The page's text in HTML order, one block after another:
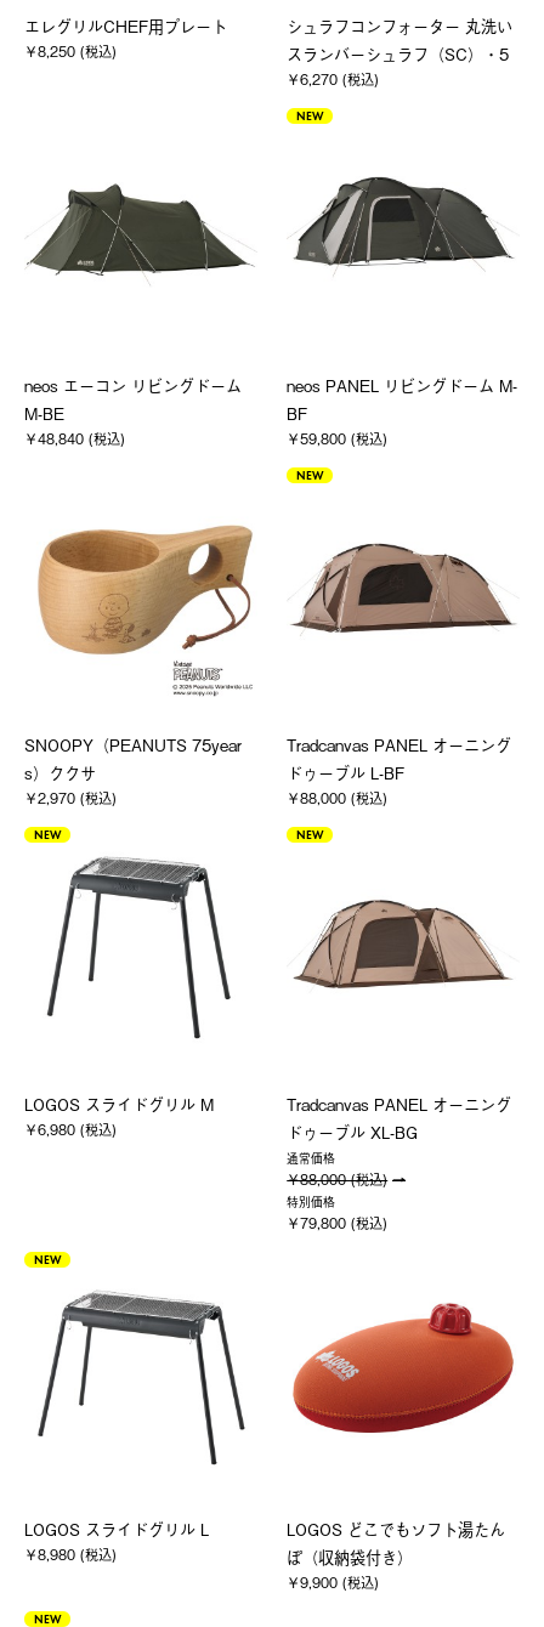
エレグリルCHEF用プレート
￥8,250 (税込)
シュラフコンフォーター 丸洗い
スランバーシュラフ（SC）・5
￥6,270 (税込)
neos エーコン リビングドーム
M-BE
￥48,840 (税込)
NEW
neos PANEL リビングドーム M-
BF
￥59,800 (税込)
SNOOPY（PEANUTS 75year
s）ククサ
￥2,970 (税込)
NEW
Tradcanvas PANEL オーニング
ドゥーブル L-BF
￥88,000 (税込)
NEW
LOGOS スライドグリル M
￥6,980 (税込)
NEW
Tradcanvas PANEL オーニング
ドゥーブル XL-BG
通常価格
￥88,000 (税込)
特別価格
￥79,800 (税込)
NEW
LOGOS スライドグリル L
￥8,980 (税込)
LOGOS どこでもソフト湯たん
ぽ（収納袋付き）
￥9,900 (税込)
NEW